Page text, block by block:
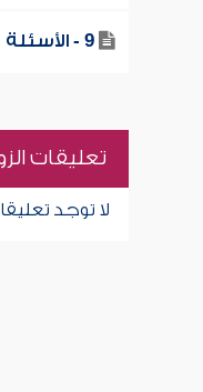
9 - الأسئلة
تعليقات
لا توجد